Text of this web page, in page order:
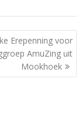
Erepenning voor
AmuZing uit
Mookhoek